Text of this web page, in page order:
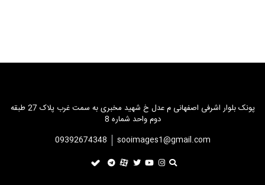
پونک بلوار اشرفی اصفهانی م عدل خ شهید مخبری به سمت غرب پلاک 27 طبقه
دوم واحد شماره 8
sooimages1@gmail.com
09392674348